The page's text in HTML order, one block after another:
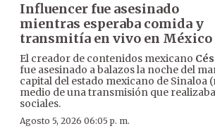
Influencer fue asesinado
mientras esperaba comida y
transmitía en vivo en México
El creador de contenidos mexicano
fue asesinado a balazos la noche del
capital del estado mexicano de Sinaloa
medio de una transmisión que
sociales.
Agosto 5, 2026 06:05 p. m.